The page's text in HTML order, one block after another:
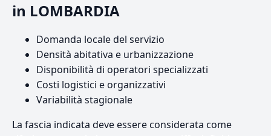
in LOMBARDIA
Domanda locale del servizio
Densità abitativa e urbanizzazione
Disponibilità di operatori specializzati
Costi logistici e organizzativi
Variabilità stagionale
La fascia indicata deve essere considerata come